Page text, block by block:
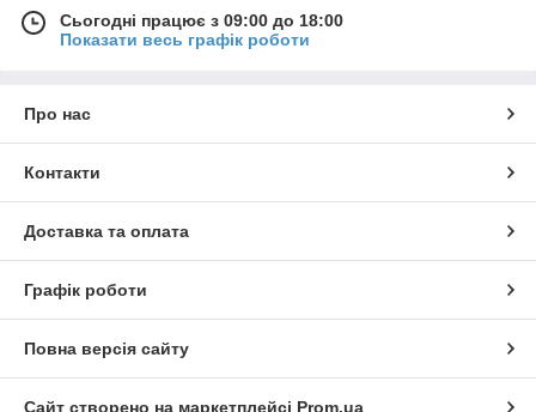
Сьогодні працює з 09:00 до 18:00
Показати весь графік роботи
Про нас
Контакти
Доставка та оплата
Графік роботи
Повна версія сайту
Сайт створено на маркетплейсі Prom.ua